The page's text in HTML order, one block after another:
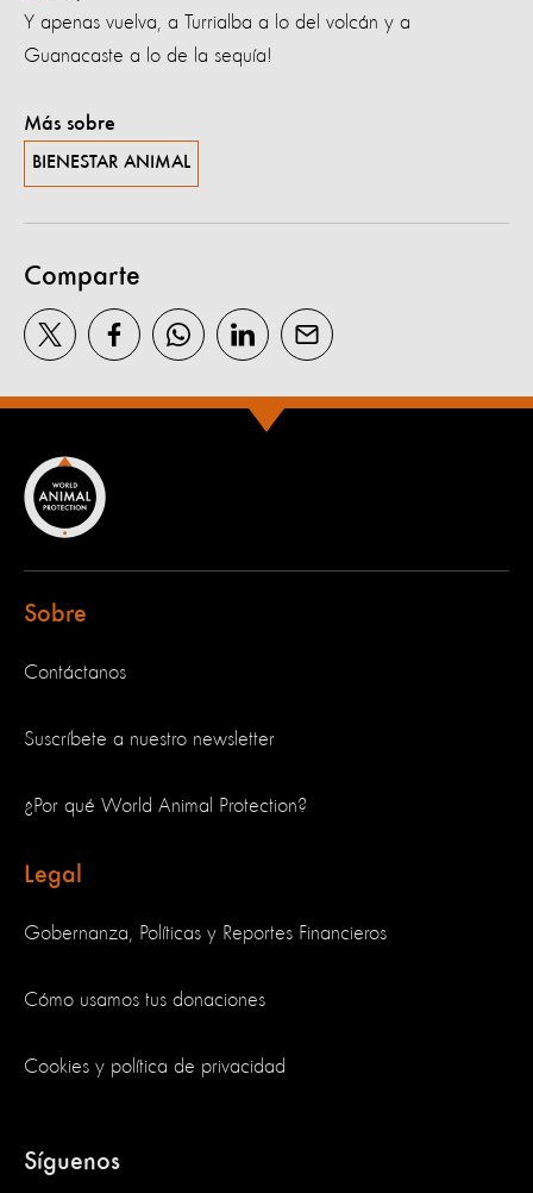
Y apenas vuelva, a Turrialba a lo del volcán y a
Guanacaste a lo de la sequía!
Más sobre
BIENESTAR ANIMAL
Comparte
Sobre
Contáctanos
Suscríbete a nuestro newsletter
¿Por qué World Animal Protection?
Legal
Gobernanza, Políticas y Reportes Financieros
Cómo usamos tus donaciones
Cookies y política de privacidad
Síguenos